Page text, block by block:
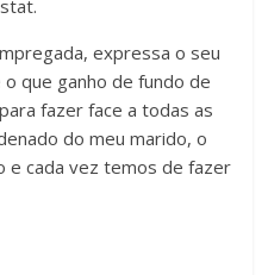
expressa o seu
que ganho de fundo de
fazer face a todas as
do meu marido, o
e cada vez temos de fazer